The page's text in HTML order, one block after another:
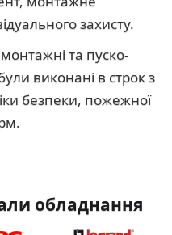
захисту.
та пуско-
виконані в строк з
безпеки, пожежної
обладнання